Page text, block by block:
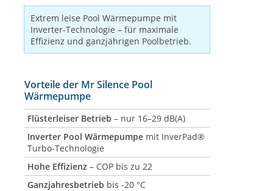
Extrem leise Pool Wärmepumpe mit
Inverter-Technologie – für maximale
Effizienz und ganzjährigen Poolbetrieb.
Vorteile der Mr Silence Pool
Wärmepumpe
Flüsterleiser Betrieb – nur 16–29 dB(A)
Inverter Pool Wärmepumpe mit InverPad®
Turbo-Technologie
Hohe Effizienz – COP bis zu 22
Ganzjahresbetrieb bis -20 °C